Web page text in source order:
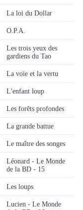
La loi du Dollar
O.P.A.
Les trois yeux des
gardiens du Tao
La voie et la vertu
L'enfant loup
Les forêts profondes
La grande battue
Le maître des songes
Léonard - Le Monde
de la BD - 15
Les loups
Lucien - Le Monde